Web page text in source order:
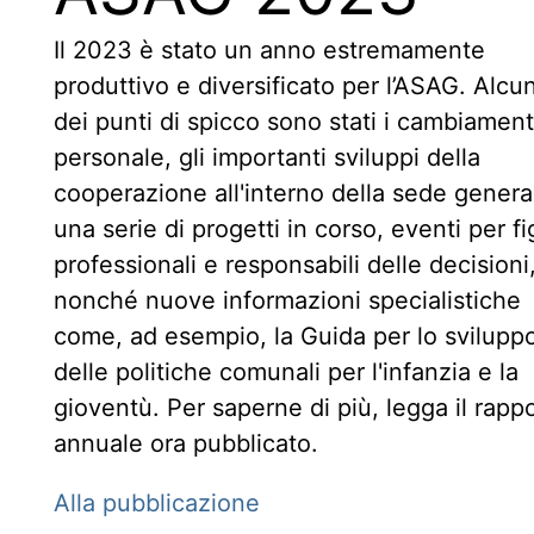
Il 2023 è stato un anno estremamente
produttivo e diversificato per l’ASAG.
dei punti di spicco sono stati i
personale, gli importanti sviluppi della
cooperazione all'interno della sede
una serie di progetti in corso, eventi per
professionali e responsabili delle decisioni,
nonché nuove informazioni specialistiche
come, ad esempio, la Guida per lo
delle politiche comunali per l'infanzia e la
gioventù. Per saperne di più, legga il
annuale ora pubblicato.
Alla pubblicazione